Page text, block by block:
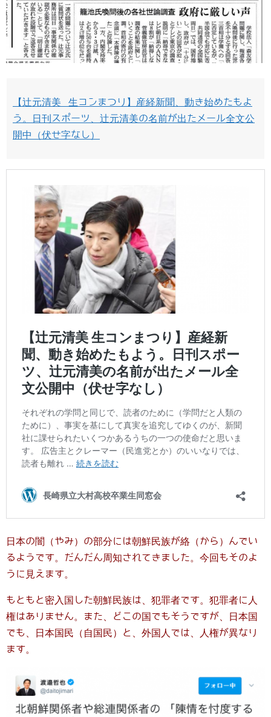
【辻元清美 生コンまつり】産経新聞、動き始めたもよ
う。日刊スポーツ、辻元清美の名前が出たメール全文公
開中（伏せ字なし）
日本の闇（やみ）の部分には朝鮮民族が絡（から）んでい
るようです。だんだん周知されてきました。今回もそのよ
うに見えます。
もともと密入国した朝鮮民族は、犯罪者です。犯罪者に人
権はありません。また、どこの国でもそうですが、日本国
でも、日本国民（自国民）と、外国人では、人権が異なり
ます。